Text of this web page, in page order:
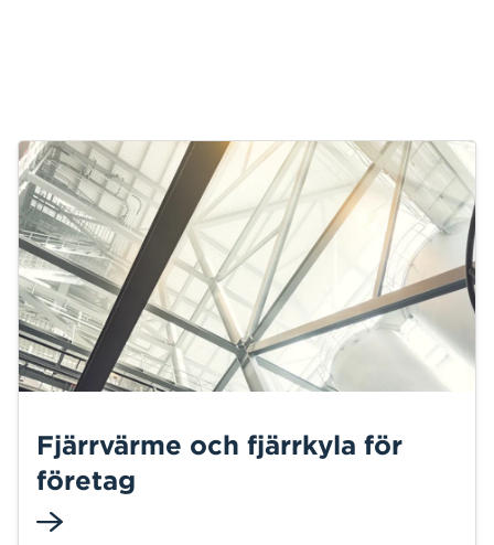
Fjärrvärme och fjärrkyla för
företag